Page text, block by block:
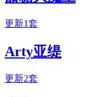
更新1套
Arty亚缇
更新2套